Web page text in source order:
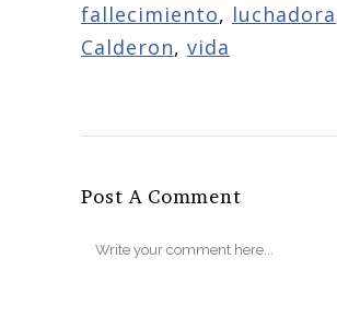
fallecimiento, luchadora
Calderon, vida
Post A Comment